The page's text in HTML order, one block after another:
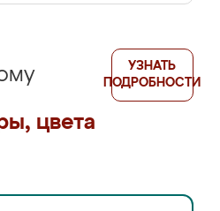
цвета
УЗНАТЬ
ПОДРОБНОСТИ